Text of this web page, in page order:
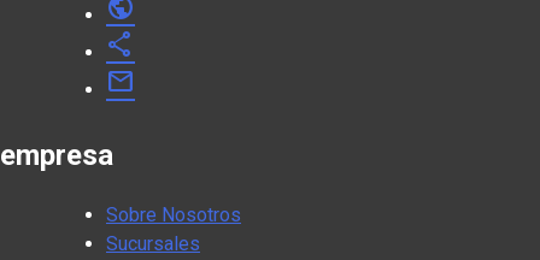
public
share
mail
empresa
Sobre Nosotros
Sucursales